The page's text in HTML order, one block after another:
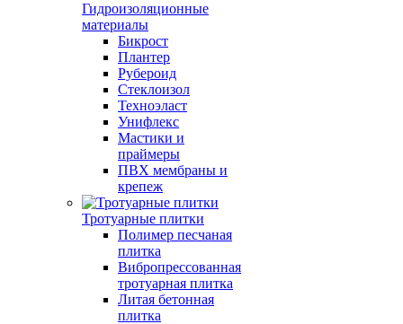
Гидроизоляционные
материалы
Бикрост
Плантер
Рубероид
Стеклоизол
Техноэласт
Унифлекс
Мастики и
праймеры
ПВХ мембраны и
крепеж
Тротуарные плитки
Полимер песчаная
плитка
Вибропрессованная
тротуарная плитка
Литая бетонная
плитка